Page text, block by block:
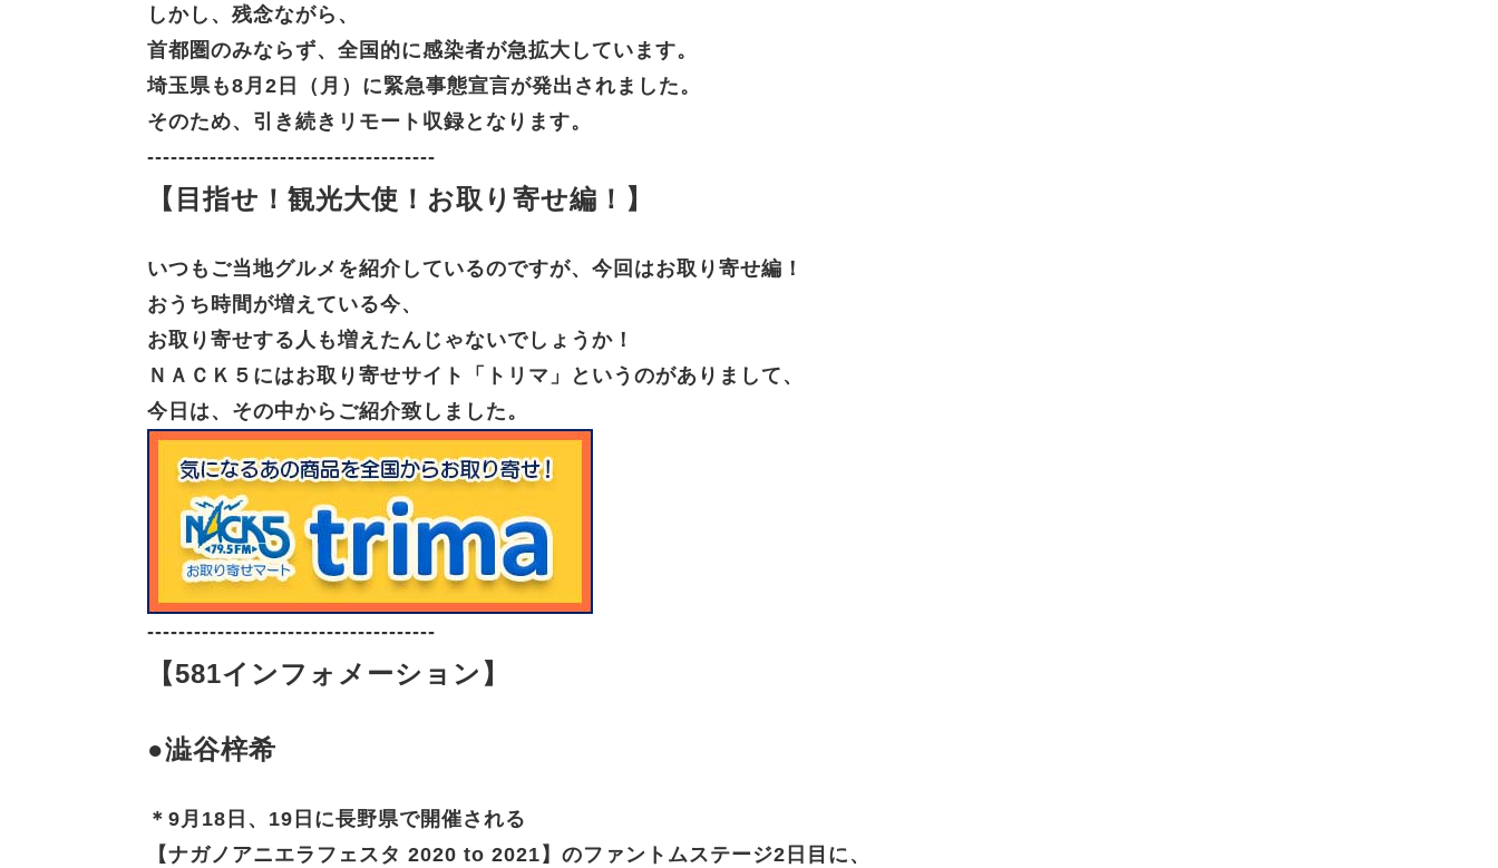
しかし、残念ながら、
首都圏のみならず、全国的に感染者が急拡大しています。
埼玉県も8月2日（月）に緊急事態宣言が発出されました。
そのため、引き続きリモート収録となります。
-------------------------------------
【目指せ！観光大使！お取り寄せ編！】
いつもご当地グルメを紹介しているのですが、今回はお取り寄せ編！
おうち時間が増えている今、
お取り寄せする人も増えたんじゃないでしょうか！
ＮＡＣＫ５にはお取り寄せサイト「トリマ」というのがありまして、
今日は、その中からご紹介致しました。
-------------------------------------
【581インフォメーション】
●澁谷梓希
＊9月18日、19日に長野県で開催される
【ナガノアニエラフェスタ 2020 to 2021】のファントムステージ2日目に、